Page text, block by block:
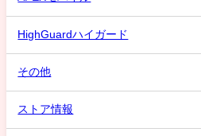
HighGuardハイガード
その他
ストア情報